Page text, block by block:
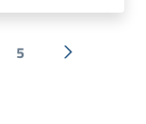
5 Successiva